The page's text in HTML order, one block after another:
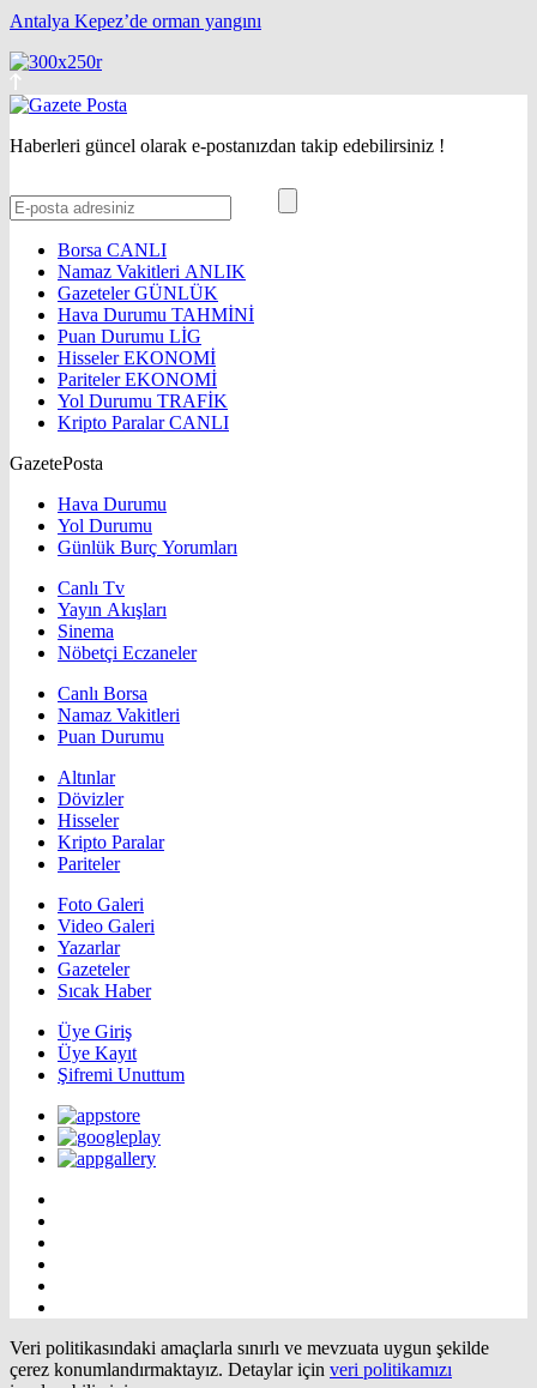
Antalya Kepez’de orman yangını
Haberleri güncel olarak e-postanızdan takip edebilirsiniz !
Borsa CANLI
Namaz Vakitleri ANLIK
GazetelerGÜNLÜK
Hava Durumu TAHMİNİ
Puan Durumu LİG
HisselerEKONOMİ
ParitelerEKONOMİ
Yol Durumu TRAFİK
Kripto ParalarCANLI
GazetePosta
Hava Durumu
Yol Durumu
Günlük Burç Yorumları
Canlı Tv
Yayın Akışları
Sinema
Nöbetçi Eczaneler
Canlı Borsa
Namaz Vakitleri
Puan Durumu
Altınlar
Dövizler
Hisseler
Kripto Paralar
Pariteler
Foto Galeri
Video Galeri
Yazarlar
Gazeteler
Sıcak Haber
Üye Giriş
Üye Kayıt
Şifremi Unuttum
Veri politikasındaki amaçlarla sınırlı ve mevzuata uygun şekilde
çerez konumlandırmaktayız. Detaylar için veri politikamızı